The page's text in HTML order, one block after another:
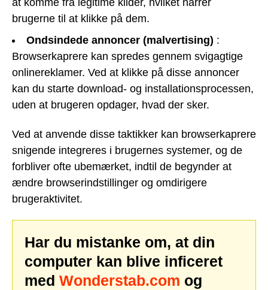
brugerne til at klikke på dem.
Ondsindede annoncer (malvertising) :
Browserkaprere kan spredes gennem svigagtige
onlinereklamer. Ved at klikke på disse annoncer
kan du starte download- og installationsprocessen,
uden at brugeren opdager, hvad der sker.
Ved at anvende disse taktikker kan browserkaprere
snigende integreres i brugernes systemer, og de
forbliver ofte ubemærket, indtil de begynder at
ændre browserindstillinger og omdirigere
brugeraktivitet.
Har du mistanke om, at din
computer kan blive inficeret
med Wonderstab.com og